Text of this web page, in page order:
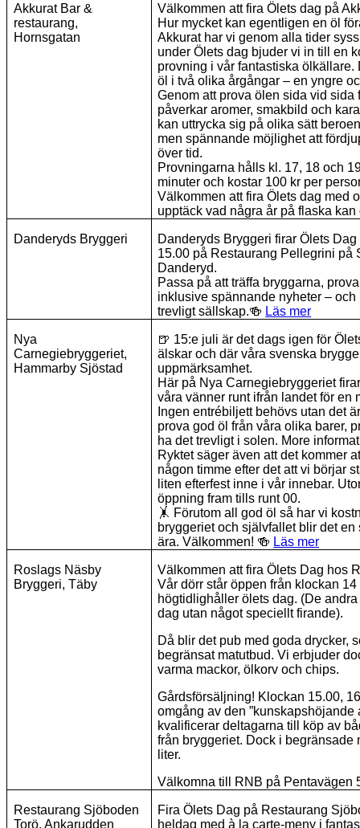
Akkurat Bar &
restaurang,
Hornsgatan
Välkommen att fira Ölets dag på
Hur mycket kan egentligen en öl
Akkurat har vi genom alla tider
under Ölets dag bjuder vi in till en
provning i vår fantastiska ölkällare.
öl i två olika årgångar – en yngre
Genom att prova ölen sida vid
påverkar aromer, smakbild och
kan uttrycka sig på olika sätt
men spännande möjlighet att
över tid.
Provningarna hålls kl. 17, 18 och
minuter och kostar 100 kr per
Välkommen att fira Ölets dag med
upptäck vad några år på flaska
Danderyds Bryggeri
Danderyds Bryggeri firar Ölets
15.00 på Restaurang Pellegrini på
Danderyd.
Passa på att träffa bryggarna,
inklusive spännande nyheter –
trevligt sällskap.🍻 Läs mer
Nya
Carnegiebryggeriet,
Hammarby Sjöstad
🍺 15:e juli är det dags igen för
älskar och där våra svenska
uppmärksamhet.
Här på Nya Carnegiebryggeriet
våra vänner runt ifrån landet för en
Ingen entrébiljett behövs utan det
prova god öl från våra olika barer,
ha det trevligt i solen. More
Ryktet säger även att det kommer
någon timme efter det att vi börjar
liten efterfest inne i vår innebar.
öppning fram tills runt 00.
🤸 Förutom all god öl så har vi
bryggeriet och självfallet blir det
ära. Välkommen! 🍻 Läs mer
Roslags Näsby
Bryggeri, Täby
Välkommen att fira Ölets Dag hos
Vår dörr står öppen från klockan
högtidlighåller ölets dag. (De
dag utan något speciellt firande).
Då blir det pub med goda drycker,
begränsat matutbud. Vi erbjuder
varma mackor, ölkorv och chips.
Gårdsförsäljning! Klockan 15.00,
omgång av den ”kunskapshöjande
kvalificerar deltagarna till köp av
från bryggeriet. Dock i begränsade
liter.
Välkomna till RNB på Pentavägen
Restaurang Sjöboden
Torö, Ankarudden
Fira Ölets Dag på Restaurang
heldag med à la carte-meny i